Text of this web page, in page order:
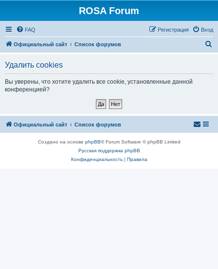
ROSA Forum
FAQ Вход
Регистрация
Официальный сайт Список форумов
Удалить cookies
Вы уверены, что хотите удалить все cookie, установленные данной
конференцией?
Официальный сайт Список форумов
Создано на основе phpBB® Forum Software © phpBB Limited
Русская поддержка phpBB
Конфиденциальность| Правила